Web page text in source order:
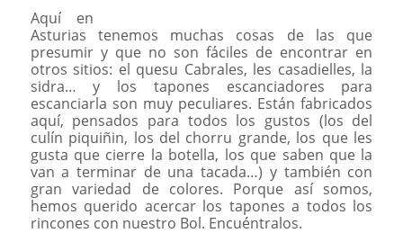
Aquí en
Asturias tenemos muchas cosas de las que
presumir y que no son fáciles de encontrar en
otros sitios: el quesu Cabrales, les casadielles, la
sidra… y los tapones escanciadores para
escanciarla son muy peculiares. Están fabricados
aquí, pensados para todos los gustos (los del
culín piquiñin, los del chorru grande, los que les
gusta que cierre la botella, los que saben que la
van a terminar de una tacada…) y también con
gran variedad de colores. Porque así somos,
hemos querido acercar los tapones a todos los
rincones con nuestro Bol. Encuéntralos.